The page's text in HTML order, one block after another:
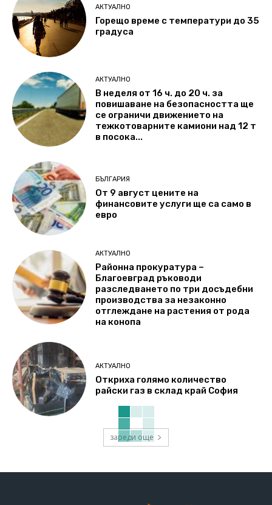
АКТУАЛНО
Горещо време с температури до 35
градуса
АКТУАЛНО
В неделя от 16 ч. до 20 ч. за
повишаване на безопасността ще
се ограничи движението на
тежкотоварните камиони над 12 т
в посока...
БЪЛГАРИЯ
От 9 август цените на
финансовите услуги ще са само в
евро
АКТУАЛНО
Районна прокуратура –
Благоевград ръководи
разследването по три досъдебни
производства за незаконно
отглеждане на растения от рода
на конопа
АКТУАЛНО
Откриха голямо количество
райски газ в склад край София
зареди още